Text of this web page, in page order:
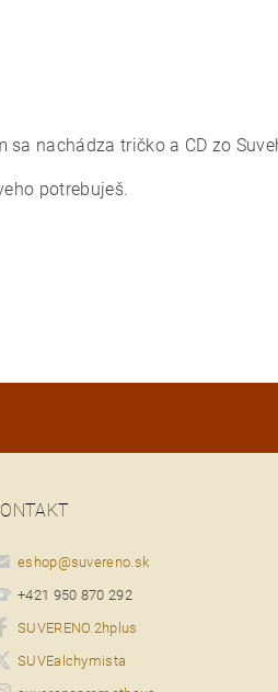
nachádza tričko a CD zo
potrebuješ.
eshop@suvereno.sk
+421 950 870 292
SUVERENO.2hplus
SUVEalchymista